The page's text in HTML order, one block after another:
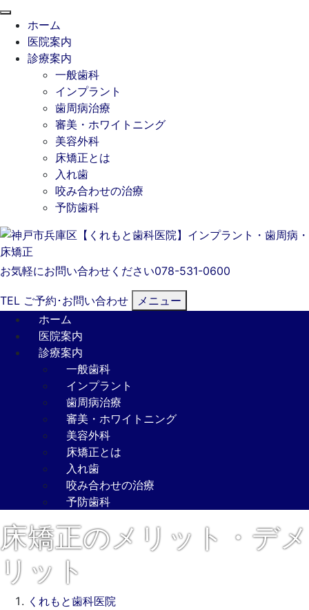
ホーム
医院案内
診療案内
一般歯科
インプラント
歯周病治療
審美・ホワイトニング
美容外科
床矯正とは
入れ歯
咬み合わせの治療
予防歯科
お気軽にお問い合わせください078-531-0600
TEL ご予約･ お問い合わせ
メニュー
ホーム
医院案内
診療案内
一般歯科
インプラント
歯周病治療
審美・ホワイトニング
美容外科
床矯正とは
入れ歯
咬み合わせの治療
予防歯科
床矯正のメリット・デメ
リット
くれもと歯科医院